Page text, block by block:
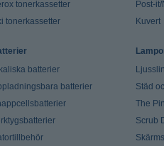
tonerkassetter
tonerkassetter
Post-
Kuvert
batterier
batterier
Städ
The
Scrub